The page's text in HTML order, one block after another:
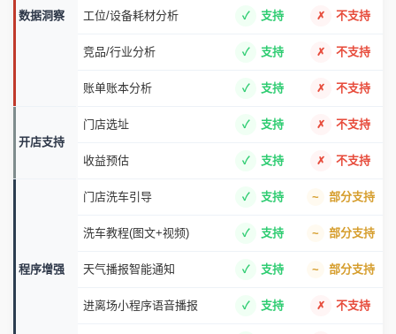
数据洞察 工位/设备耗材分析 支持 不支持
竞品/行业分析 支持 不支持
账单账本分析 支持 不支持
开店支持
门店选址 支持 不支持
收益预估 支持 不支持
程序增强
门店洗车引导 支持 部分支持
洗车教程(图文+视频) 支持 部分支持
天气播报智能通知 支持 部分支持
进离场小程序语音播报 支持 不支持